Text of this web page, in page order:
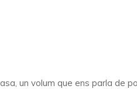
un volum que ens parla de